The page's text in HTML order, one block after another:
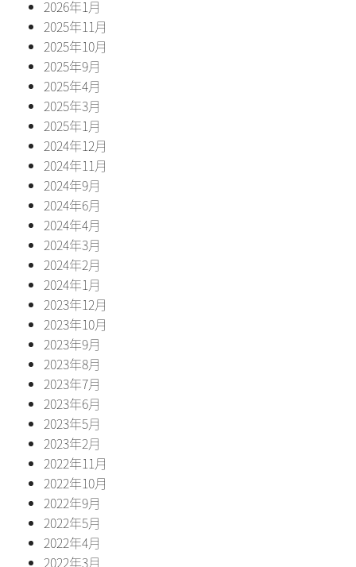
2026年1月
2025年11月
2025年10月
2025年9月
2025年4月
2025年3月
2025年1月
2024年12月
2024年11月
2024年9月
2024年6月
2024年4月
2024年3月
2024年2月
2024年1月
2023年12月
2023年10月
2023年9月
2023年8月
2023年7月
2023年6月
2023年5月
2023年2月
2022年11月
2022年10月
2022年9月
2022年5月
2022年4月
2022年3月